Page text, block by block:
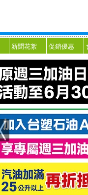
新聞花絮 促銷優惠
Previous